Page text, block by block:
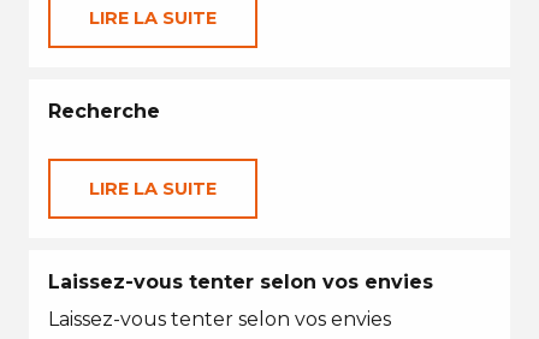
LIRE LA SUITE
Recherche
LIRE LA SUITE
Laissez-vous tenter selon vos envies
Laissez-vous tenter selon vos envies